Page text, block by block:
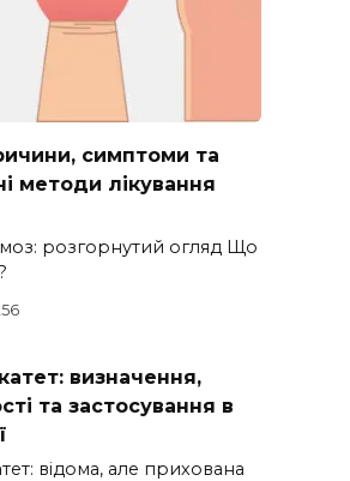
симптоми та
методи лікування
розгорнутий огляд Що
визначення,
та застосування в
відома, але прихована